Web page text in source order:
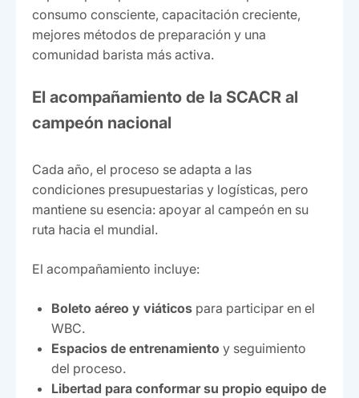
consumo consciente, capacitación creciente,
mejores métodos de preparación y una
comunidad barista más activa.
El acompañamiento de la SCACR al
campeón nacional
Cada año, el proceso se adapta a las
condiciones presupuestarias y logísticas, pero
mantiene su esencia: apoyar al campeón en su
ruta hacia el mundial.
El acompañamiento incluye:
Boleto aéreo y viáticos para participar en el
WBC.
Espacios de entrenamiento y seguimiento
del proceso.
Libertad para conformar su propio equipo de